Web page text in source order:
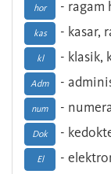
hor - ragam
kas - kasar,
kl - klasik,
Adm -
num -
Dok -
El
-